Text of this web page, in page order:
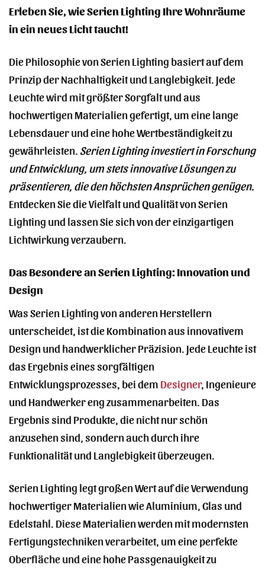
Erleben Sie, wie Serien Lighting Ihre Wohnräume
in ein neues Licht taucht!
Die Philosophie von Serien Lighting basiert auf dem
Prinzip der Nachhaltigkeit und Langlebigkeit. Jede
Leuchte wird mit größter Sorgfalt und aus
hochwertigen Materialien gefertigt, um eine lange
Lebensdauer und eine hohe Wertbeständigkeit zu
gewährleisten. Serien Lighting investiert in Forschung
und Entwicklung, um stets innovative Lösungen zu
präsentieren, die den höchsten Ansprüchen genügen.
Entdecken Sie die Vielfalt und Qualität von Serien
Lighting und lassen Sie sich von der einzigartigen
Lichtwirkung verzaubern.
Das Besondere an Serien Lighting: Innovation und
Design
Was Serien Lighting von anderen Herstellern
unterscheidet, ist die Kombination aus innovativem
Design und handwerklicher Präzision. Jede Leuchte ist
das Ergebnis eines sorgfältigen
Entwicklungsprozesses, bei dem Designer, Ingenieure
und Handwerker eng zusammenarbeiten. Das
Ergebnis sind Produkte, die nicht nur schön
anzusehen sind, sondern auch durch ihre
Funktionalität und Langlebigkeit überzeugen.
Serien Lighting legt großen Wert auf die Verwendung
hochwertiger Materialien wie Aluminium, Glas und
Edelstahl. Diese Materialien werden mit modernsten
Fertigungstechniken verarbeitet, um eine perfekte
Oberfläche und eine hohe Passgenauigkeit zu